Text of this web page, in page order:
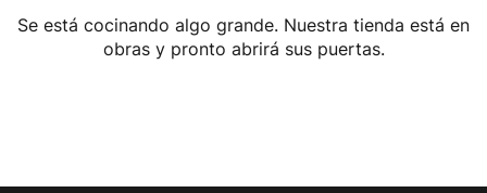
Se está cocinando algo grande. Nuestra tienda está en
obras y pronto abrirá sus puertas.